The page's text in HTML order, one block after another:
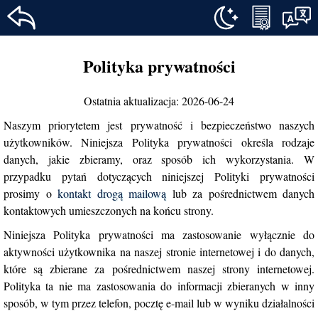
Regulamin strony freecell.xyz
Regulamin strony gra-mahjong.pl
Polityka plików cookie strony gra-pasjans.pl
Polityka prywatności strony gra-pasjans.pl
Regulamin strony gra-pasjans.pl
Polityka prywatności strony mahjong.ooo
Regulamin strony mahjong.ooo
Polityka prywatności strony minesweeper.one
Regulamin strony minesweeper.one
Polityka prywatności strony minesweeper.us
Regulamin strony minesweeper.us
Polityka prywatności strony saper-pro.pl
Polityka prywatności (Polski)
Polityka prywatności
Ostatnia aktualizacja: 2026-06-24
Naszym priorytetem jest prywatność i bezpieczeństwo naszych
użytkowników. Niniejsza Polityka prywatności określa rodzaje
danych, jakie zbieramy, oraz sposób ich wykorzystania. W
przypadku pytań dotyczących niniejszej Polityki prywatności
prosimy o kontakt drogą mailową lub za pośrednictwem danych
kontaktowych umieszczonych na końcu strony.
Niniejsza Polityka prywatności ma zastosowanie wyłącznie do
aktywności użytkownika na naszej stronie internetowej i do danych,
które są zbierane za pośrednictwem naszej strony internetowej.
Polityka ta nie ma zastosowania do informacji zbieranych w inny
sposób, w tym przez telefon, pocztę e-mail lub w wyniku działalności